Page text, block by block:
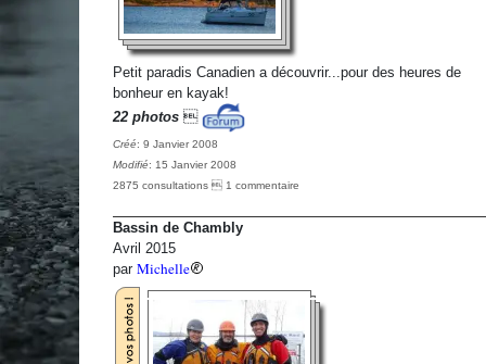
Petit paradis Canadien a découvrir...pour des heures de
bonheur en kayak!
22 photos
Créé: 9 Janvier 2008
Modifié: 15 Janvier 2008
2875 consultations  1 commentaire
Bassin de Chambly
Avril 2015
par Michelle